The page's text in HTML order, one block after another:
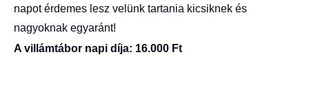
napot érdemes lesz velünk tartania kicsiknek és
nagyoknak egyaránt!
A villámtábor napi díja: 16.000 Ft